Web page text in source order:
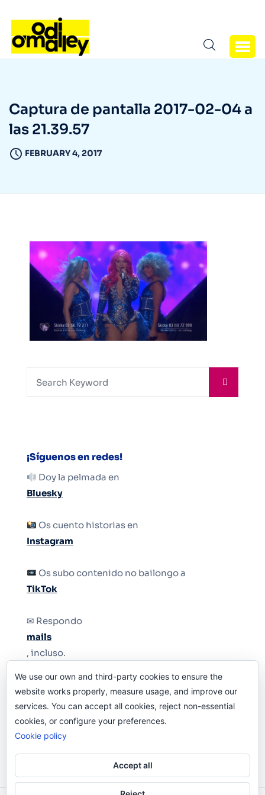
Captura de pantalla 2017-02-04 a
las 21.39.57
FEBRUARY 4, 2017
¡Síguenos en redes!
Doy la pelmada en
Bluesky
Os cuento historias en
Instagram
Os subo contenido no bailongo a
TikTok
✉ Respondo
mails
, incluso.
Y si una persona no puede tener teléfono, que
le quiten el teléfono.
We use our own and third-party cookies to ensure the
website works properly, measure usage, and improve our
services. You can accept all cookies, reject non-essential
cookies, or configure your preferences.
Cookie policy
Accept all